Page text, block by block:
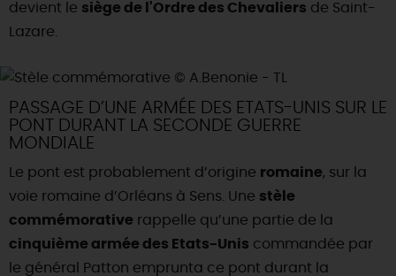
devient le siège de l'Ordre des Chevaliers de Saint-
Lazare.
PASSAGE D’UNE ARMÉE DES ETATS-UNIS SUR LE
PONT DURANT LA SECONDE GUERRE
MONDIALE
Le pont est probablement d’origine romaine, sur la
voie romaine d’Orléans à Sens. Une stèle
commémorative rappelle qu’une partie de la
cinquième armée des Etats-Unis commandée par
le général Patton emprunta ce pont durant la